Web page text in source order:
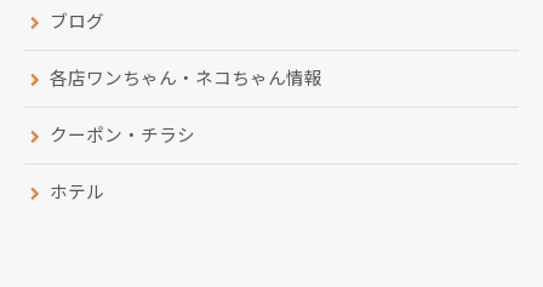
ブログ
各店ワンちゃん・ネコちゃん情報
クーポン・チラシ
ホテル